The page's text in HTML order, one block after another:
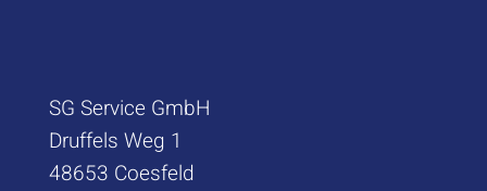
SG Service GmbH
Druffels Weg 1
48653 Coesfeld